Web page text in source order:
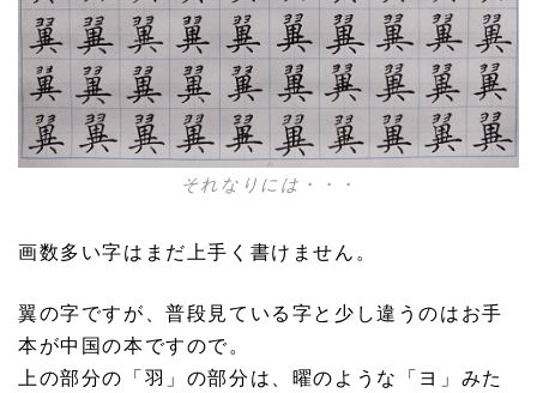
それなりには・・・
画数多い字はまだ上手く書けません。
翼の字ですが、普段見ている字と少し違うのはお手
本が中国の本ですので。
上の部分の「羽」の部分は、曜のような「ヨ」みた